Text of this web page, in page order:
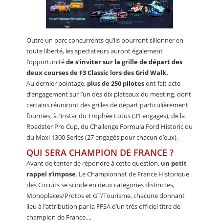
Outre un parc concurrents qu’ils pourront sillonner en
toute liberté, les spectateurs auront également
l’opportunitéde s’inviter sur la grille de départ des
deux courses de F3 Classic lors des Grid Walk.
Au dernier pointage, plus de 250 pilotesont fait acte
d’engagement sur l’un des dix plateaux du meeting, dont
certains réuniront des grilles de départ particulièrement
fournies, à l’instar du Trophée Lotus (31 engagés), de la
Roadster Pro Cup, du Challenge Formula Ford Historic ou
du Maxi 1300 Series (27 engagés pour chacun d’eux).
QUI SERA CHAMPION DE FRANCE ?
Avant de tenter de répondre à cette question, un petit
rappel s’impose. Le Championnat de France Historique
des Circuits se scinde en deux catégories distinctes,
Monoplaces/Protos et GT/Tourisme, chacune donnant
lieu à l’attribution par la FFSA d’un très officiel titre de
champion de France....